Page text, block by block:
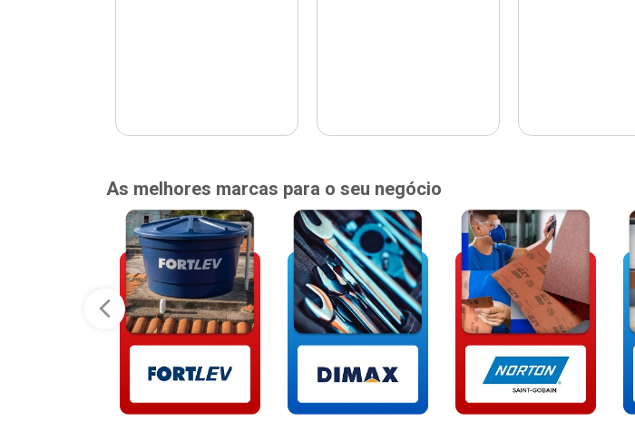
As melhores marcas para o seu negócio